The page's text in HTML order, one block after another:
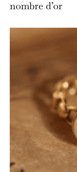
nombre d’or